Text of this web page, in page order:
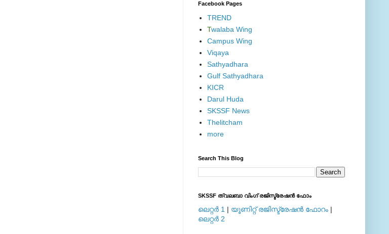
Facebook Pages
TREND
Twalaba Wing
Campus Wing
Viqaya
Sathyadhara
Gulf Sathyadhara
KICR
Darul Huda
SKSSF News
Thelitcham
more
Search This Blog
SKSSF ത്വലബാ വിംഗ് രജിസ്ട്രേഷന്‍ ഫോം
ലെറ്റര്‍ 1 | യൂണിറ്റ് രജിസ്ട്രേഷന്‍ ഫോറം |
ലെറ്റര്‍ 2